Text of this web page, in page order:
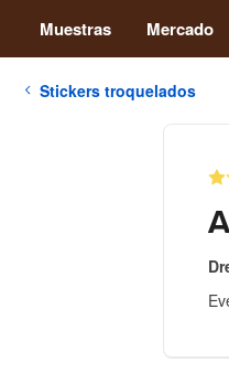
Muestras Mercado
Stickers troquelados